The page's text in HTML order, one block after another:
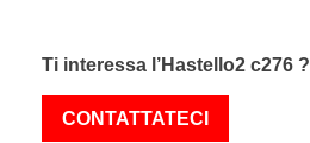
Ti interessa l’Hastello2 c276 ?
CONTATTATECI